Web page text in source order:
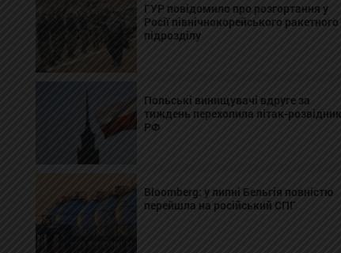
ГУР повідомило про розгортання у
Росії північнокорейського ракетного
підрозділу
Польські винищувачі вдруге за
тиждень перехопила літак-розвідник
РФ
Bloomberg: у липні Бельгія повністю
перейшла на російський СПГ